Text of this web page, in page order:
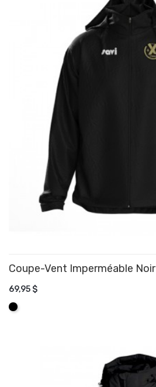
Coupe-Vent Imperméable Noir
69,95 $
Noir